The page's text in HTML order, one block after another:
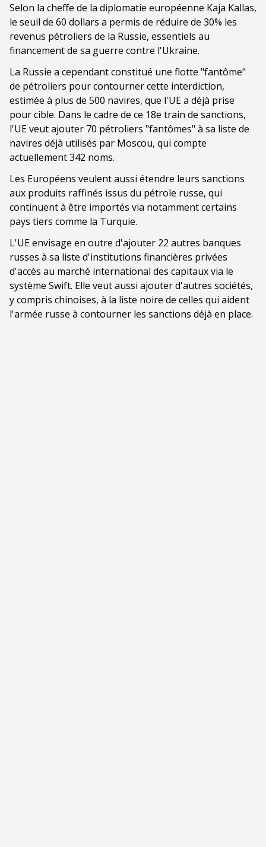
Selon la cheffe de la diplomatie européenne Kaja Kallas,
le seuil de 60 dollars a permis de réduire de 30% les
revenus pétroliers de la Russie, essentiels au
financement de sa guerre contre l'Ukraine.
La Russie a cependant constitué une flotte "fantôme"
de pétroliers pour contourner cette interdiction,
estimée à plus de 500 navires, que l'UE a déjà prise
pour cible. Dans le cadre de ce 18e train de sanctions,
l'UE veut ajouter 70 pétroliers "fantômes" à sa liste de
navires déjà utilisés par Moscou, qui compte
actuellement 342 noms.
Les Européens veulent aussi étendre leurs sanctions
aux produits raffinés issus du pétrole russe, qui
continuent à être importés via notamment certains
pays tiers comme la Turquie.
L'UE envisage en outre d'ajouter 22 autres banques
russes à sa liste d'institutions financières privées
d'accès au marché international des capitaux via le
système Swift. Elle veut aussi ajouter d'autres sociétés,
y compris chinoises, à la liste noire de celles qui aident
l'armée russe à contourner les sanctions déjà en place.